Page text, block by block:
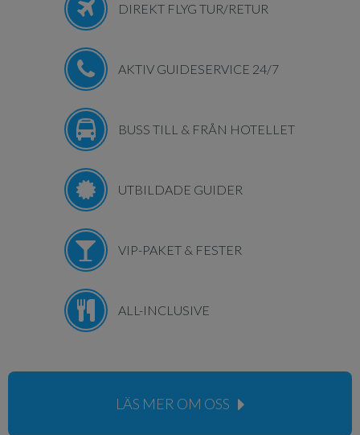
DIREKT FLYG TUR/RETUR
AKTIV GUIDESERVICE 24/7
BUSS TILL & FRÅN HOTELLET
UTBILDADE GUIDER
VIP-PAKET & FESTER
ALL-INCLUSIVE
LÄS MER OM OSS